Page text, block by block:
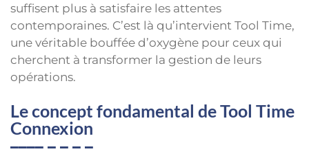
suffisent plus à satisfaire les attentes
contemporaines. C’est là qu’intervient Tool Time,
une véritable bouffée d’oxygène pour ceux qui
cherchent à transformer la gestion de leurs
opérations.
Le concept fondamental de Tool Time
Connexion